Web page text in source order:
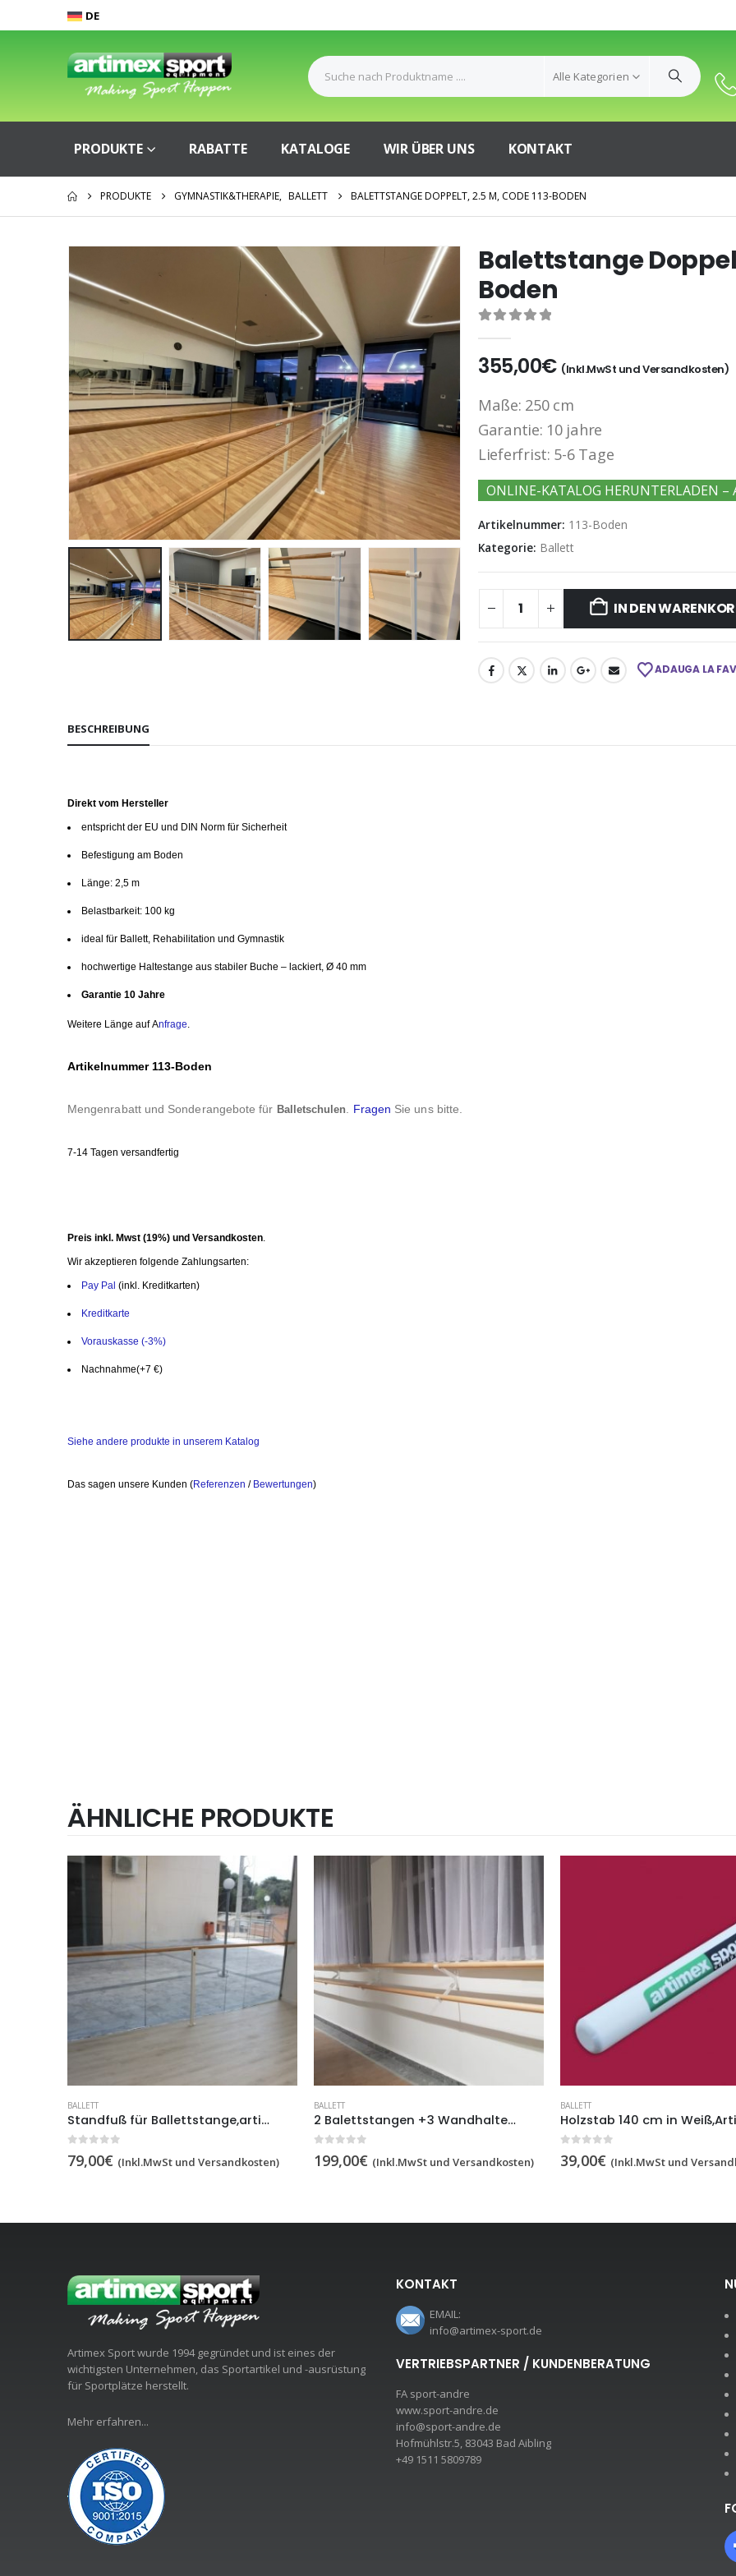
DE
Alle Kategorien
PRODUKTE RABATTE KATALOGE WIR ÜBER UNS KONTAKT
PRODUKTE GYMNASTIK&THERAPIE, BALLETT BALETTSTANGE DOPPELT, 2.5 M, CODE 113-BODEN
Balettstange
Boden
355,00€ (Inkl.MwSt und Versandkosten)
Maße: 250 cm
Garantie: 10 jahre
Lieferfrist: 5-6 Tage
ONLINE-KATALOG HERUNTERLADEN –
Artikelnummer: 113-Boden
Kategorie: Ballett
IN DEN
ADAUGA LA
BESCHREIBUNG
Direkt vom Hersteller
entspricht der EU und DIN Norm für Sicherheit
Befestigung am Boden
Länge: 2,5 m
Belastbarkeit: 100 kg
ideal für Ballett, Rehabilitation und Gymnastik
hochwertige Haltestange aus stabiler Buche – lackiert, Ø 40 mm
Garantie 10 Jahre
Weitere Länge aufAnfrage.
Artikelnummer 113-Boden
Mengenrabatt und Sonderangebote für Balletschulen Fragen Sie uns bitte.
7-14 Tagen versandfertig
Preis inkl. Mwst (19%) und Versandkosten.
Wir akzeptieren folgende Zahlungsarten:
Pay Pal (inkl. Kreditkarten)
Kreditkarte
Vorauskasse (-3%)
Nachnahme(+7 €)
Siehe andere produkte in unserem Katalog
Das sagen unsere Kunden (Referenzen / Bewertungen)
ÄHNLICHE PRODUKTE
BALLETT
Standfuß für Ballettstange,artikelnr 299 Standfuß
79,00€ (Inkl.MwSt und Versandkosten)
BALLETT
2 Balettstangen +3 Wandhalter,250 cm,Artikelnummer 113
199,00€ (Inkl.MwSt und Versandkosten)
BALLETT
39,00€ (Inkl.MwSt und
Artimex Sport wurde 1994 gegründet und ist eines der
wichtigsten Unternehmen, das Sportartikel und -ausrüstung
für Sportplätze herstellt.
Mehr erfahren...
KONTAKT
EMAIL:
info@artimex-sport.de
VERTRIEBSPARTNER / KUNDENBERATUNG
FA sport-andre
www.sport-andre.de
info@sport-andre.de
Hofmühlstr.5, 83043 Bad Aibling
+49 1511 5809789